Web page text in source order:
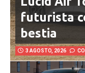
Lucid Air
futurista
bestia
3 AGOSTO, 2026